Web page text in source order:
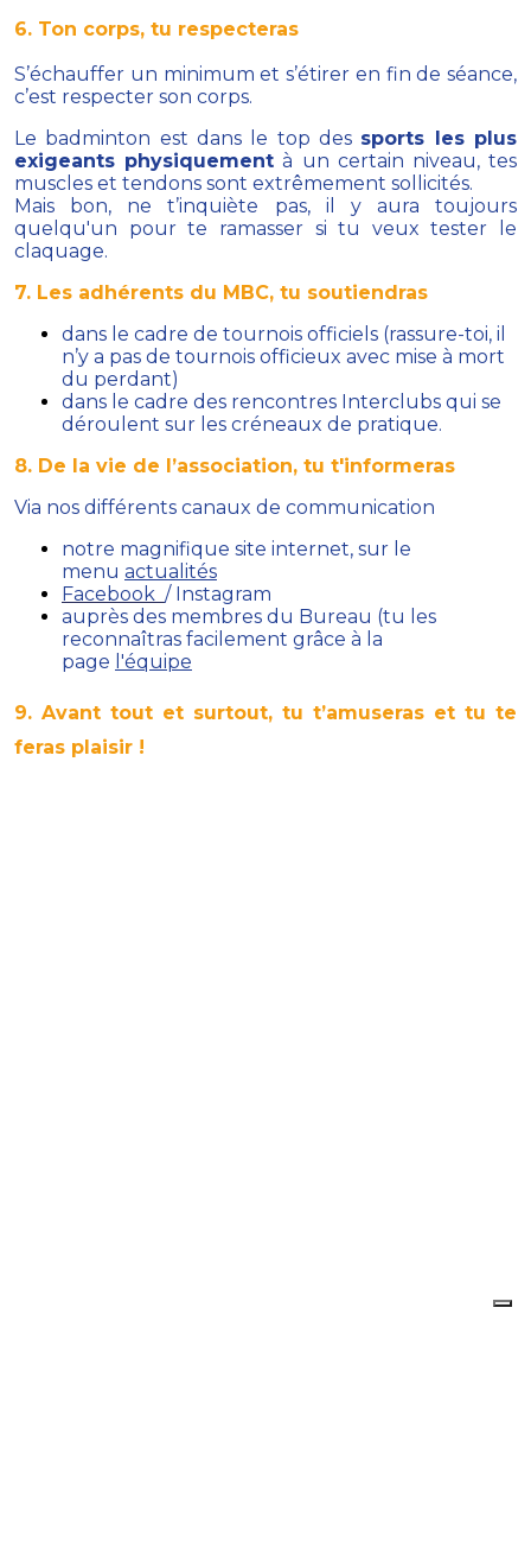
6. Ton corps, tu respecteras
S’échauffer un minimum et s’étirer en fin de séance,
c’est respecter son corps.
Le badminton est dans le top des sports les plus
exigeants physiquement à un certain niveau, tes
muscles et tendons sont extrêmement sollicités.
Mais bon, ne t’inquiète pas, il y aura toujours
quelqu'un pour te ramasser si tu veux tester le
claquage.
7. Les adhérents du MBC, tu soutiendras
dans le cadre de tournois officiels (rassure-toi, il
n’y a pas de tournois officieux avec mise à mort
du perdant)
dans le cadre des rencontres Interclubs qui se
déroulent sur les créneaux de pratique.
8. De la vie de l’association, tu t'informeras
Via nos différents canaux de communication
notre magnifique site internet, sur le
menu actualités
Facebook / Instagram
auprès des membres du Bureau (tu les
reconnaîtras facilement grâce à la
page l'équipe
9. Avant tout et surtout, tu t’amuseras et tu te
feras plaisir !